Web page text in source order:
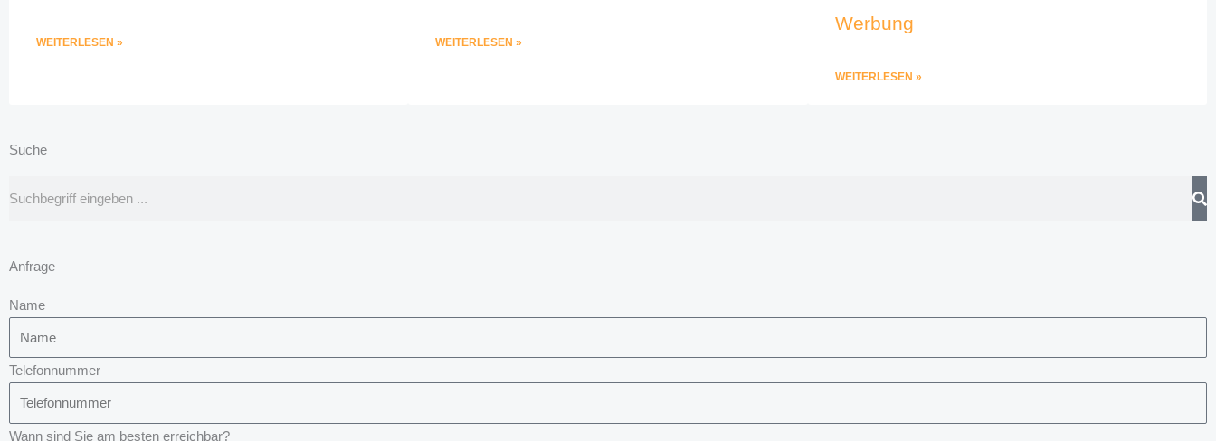
WEITERLESEN » WEITERLESEN »
Werbung
WEITERLESEN »
Suche
Anfrage
Name
Telefonnummer
Wann sind Sie am besten erreichbar?